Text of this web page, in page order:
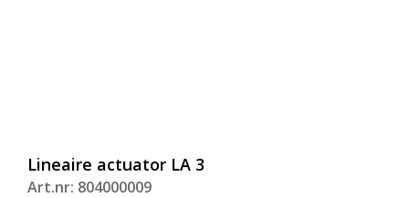
Lineaire actuator LA 3
Art.nr: 804000009